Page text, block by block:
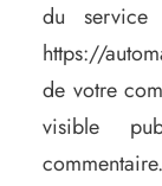
du
https://
de votre
visible
commentaire.